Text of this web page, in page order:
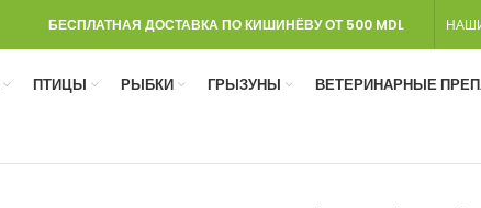
БЕСПЛАТНАЯ ДОСТАВКА ПО КИШИНЁВУ ОТ 500 MDL
ПТИЦЫ РЫБКИ ГРЫЗУНЫ ВЕТЕРИНАРНЫЕ